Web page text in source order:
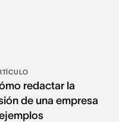
redactar la
de una empresa